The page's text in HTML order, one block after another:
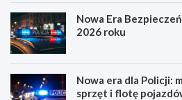
Nowa Era
2026 roku
Nowa era dla Policji:
sprzęt i flotę